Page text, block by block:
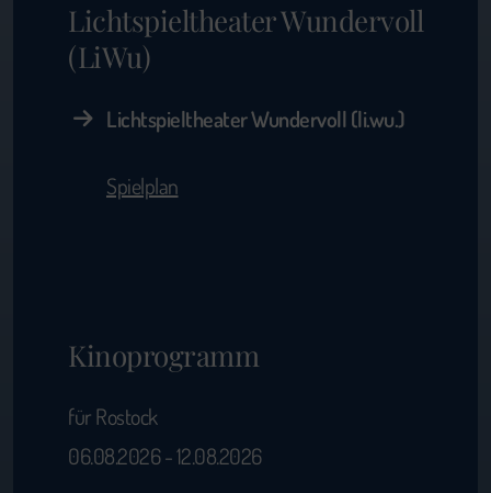
Lichtspieltheater Wundervoll
(LiWu)
Lichtspieltheater Wundervoll (li.wu.)
Spielplan
Kinoprogramm
für Rostock
06.08.2026 - 12.08.2026